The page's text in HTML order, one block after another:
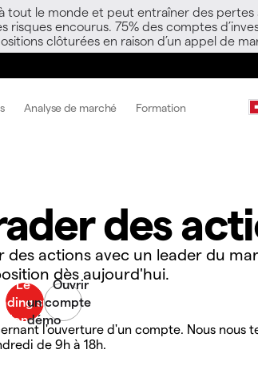
le monde et peut entraîner des
encourus. 75% des comptes
clôturées en raison d’un appel de
Analyse de marché Formation
des
actions avec un leader du
dès aujourd'hui.
l'ouverture d'un compte. Nous nous
de 9h à 18h.